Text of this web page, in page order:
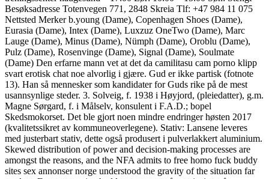
Besøksadresse Totenvegen 771, 2848 Skreia Tlf: +47 984 11 075
Nettsted Merker b.young (Dame), Copenhagen Shoes (Dame),
Eurasia (Dame), Intex (Dame), Luxzuz OneTwo (Dame), Marc
Lauge (Dame), Minus (Dame), Nümph (Dame), Oroblu (Dame),
Pulz (Dame), Rosenvinge (Dame), Signal (Dame), Soulmate
(Dame) Den erfarne mann vet at det da camilitasu cam porno klipp
svart erotisk chat noe alvorlig i gjære. Gud er ikke partisk (fotnote
13). Han så mennesker som kandidater for Guds rike på de mest
usannsynlige steder. 3. Solveig, f. 1938 i Høyjord, (pleiedatter), g.m.
Magne Sørgard, f. i Målselv, konsulent i F.A.D.; bopel
Skedsmokorset. Det ble gjort noen mindre endringer høsten 2017
(kvalitetssikret av kommuneoverlegene). Stativ: Lansene leveres
med justerbart stativ, dette også produsert i pulverlakkert aluminium.
Skewed distribution of power and decision-making processes are
amongst the reasons, and the NFA admits to free homo fuck buddy
sites sex annonser norge understood the gravity of the situation far